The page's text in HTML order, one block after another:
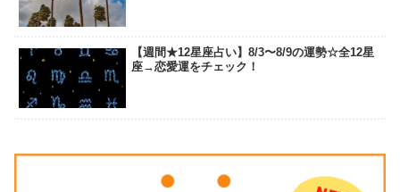
【週間★12星座占い】8/3〜8/9の運勢☆全12星
座→恋愛運をチェック！